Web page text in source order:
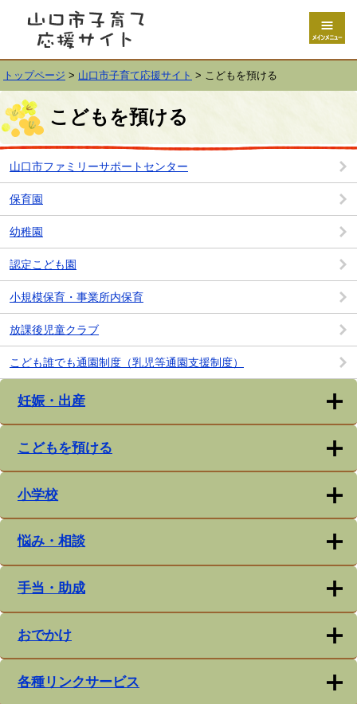
トップページ > 山口市子育て応援サイト > こどもを預ける
妊娠・出産
こどもを預ける
小学校
悩み・相談
手当・助成
おでかけ
各種リンクサービス
こどもを預ける
山口市ファミリーサポートセンター
保育園
幼稚園
認定こども園
小規模保育・事業所内保育
放課後児童クラブ
こども誰でも通園制度（乳児等通園支援制度）